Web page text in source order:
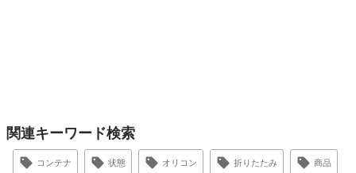
関連キーワード検索
コンテナ 状態 オリコン 折りたたみ 商品